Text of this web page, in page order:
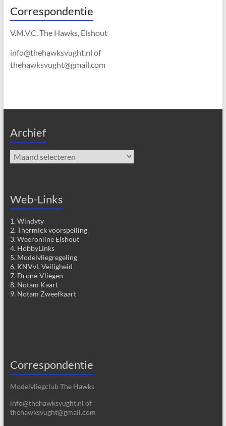
Correspondentie
V.M.V.C. The Hawks, Elshout
info@thehawksvught.nl of
thehawksvught@gmail.com
Archief
Archief
Web-Links
1. Windyty
2. Thermiek voorspelling
3. Weeronline Elshout
4. HobbyLinks
5. Modelvliegregeling
6. KNVvL Veiligheid
7. Drone-Vliegen
8. Notam Kaart
9. Notam Zweefkaart
Correspondentie
Modelvliegclub The Hawks
info@thehawksvught.nl of
thehawksvught@gmail.com